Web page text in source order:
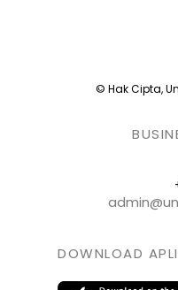
© Hak Cipta,
DOWNLOAD